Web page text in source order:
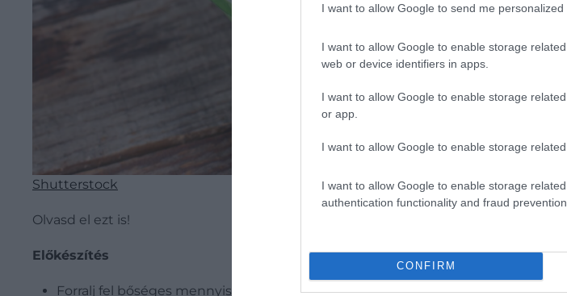
I want to allow Google to send me personalized
I want to allow Google to enable storage
web or device identifiers in apps.
I want to allow Google to enable storage
or app.
I want to allow Google to enable storage
I want to allow Google to enable storage
authentication functionality and fraud
CONFIRM
Shutterstock
Olvasd el ezt is!
Előkészítés
Forralj fel bőséges mennyiségű vizet egy nagy lábasban. Adj hozzá egy kevés